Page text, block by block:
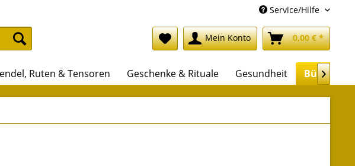
Service/Hilfe
Mein Konto 0,00 € *
Ruten & Tensoren Geschenke & Rituale Gesundheit Bücher
